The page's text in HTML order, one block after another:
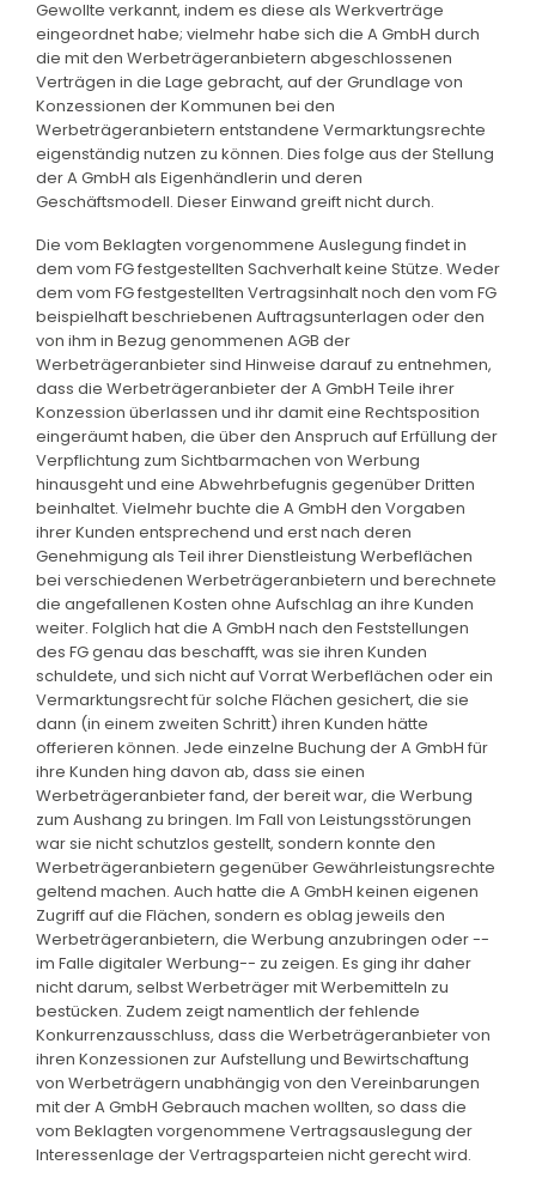
Gewollte verkannt, indem es diese als Werkverträge
eingeordnet habe; vielmehr habe sich die A GmbH durch
die mit den Werbeträgeranbietern abgeschlossenen
Verträgen in die Lage gebracht, auf der Grundlage von
Konzessionen der Kommunen bei den
Werbeträgeranbietern entstandene Vermarktungsrechte
eigenständig nutzen zu können. Dies folge aus der Stellung
der A GmbH als Eigenhändlerin und deren
Geschäftsmodell. Dieser Einwand greift nicht durch.
Die vom Beklagten vorgenommene Auslegung findet in
dem vom FG festgestellten Sachverhalt keine Stütze. Weder
dem vom FG festgestellten Vertragsinhalt noch den vom FG
beispielhaft beschriebenen Auftragsunterlagen oder den
von ihm in Bezug genommenen AGB der
Werbeträgeranbieter sind Hinweise darauf zu entnehmen,
dass die Werbeträgeranbieter der A GmbH Teile ihrer
Konzession überlassen und ihr damit eine Rechtsposition
eingeräumt haben, die über den Anspruch auf Erfüllung der
Verpflichtung zum Sichtbarmachen von Werbung
hinausgeht und eine Abwehrbefugnis gegenüber Dritten
beinhaltet. Vielmehr buchte die A GmbH den Vorgaben
ihrer Kunden entsprechend und erst nach deren
Genehmigung als Teil ihrer Dienstleistung Werbeflächen
bei verschiedenen Werbeträgeranbietern und berechnete
die angefallenen Kosten ohne Aufschlag an ihre Kunden
weiter. Folglich hat die A GmbH nach den Feststellungen
des FG genau das beschafft, was sie ihren Kunden
schuldete, und sich nicht auf Vorrat Werbeflächen oder ein
Vermarktungsrecht für solche Flächen gesichert, die sie
dann (in einem zweiten Schritt) ihren Kunden hätte
offerieren können. Jede einzelne Buchung der A GmbH für
ihre Kunden hing davon ab, dass sie einen
Werbeträgeranbieter fand, der bereit war, die Werbung
zum Aushang zu bringen. Im Fall von Leistungsstörungen
war sie nicht schutzlos gestellt, sondern konnte den
Werbeträgeranbietern gegenüber Gewährleistungsrechte
geltend machen. Auch hatte die A GmbH keinen eigenen
Zugriff auf die Flächen, sondern es oblag jeweils den
Werbeträgeranbietern, die Werbung anzubringen oder --
im Falle digitaler Werbung-- zu zeigen. Es ging ihr daher
nicht darum, selbst Werbeträger mit Werbemitteln zu
bestücken. Zudem zeigt namentlich der fehlende
Konkurrenzausschluss, dass die Werbeträgeranbieter von
ihren Konzessionen zur Aufstellung und Bewirtschaftung
von Werbeträgern unabhängig von den Vereinbarungen
mit der A GmbH Gebrauch machen wollten, so dass die
vom Beklagten vorgenommene Vertragsauslegung der
Interessenlage der Vertragsparteien nicht gerecht wird.